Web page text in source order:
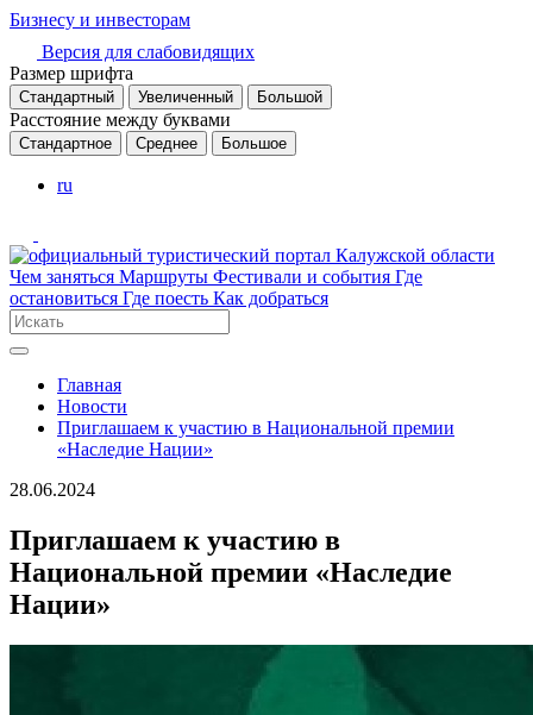
Бизнесу и инвесторам
Версия для слабовидящих
Размер шрифта
Стандартный Увеличенный Большой
Расстояние между буквами
Стандартное Среднее Большое
ru
Чем заняться Маршруты Фестивали и события Где
остановиться Где поесть Как добраться
Главная
Новости
Приглашаем к участию в Национальной премии
«Наследие Нации»
28.06.2024
Приглашаем к участию в
Национальной премии «Наследие
Нации»